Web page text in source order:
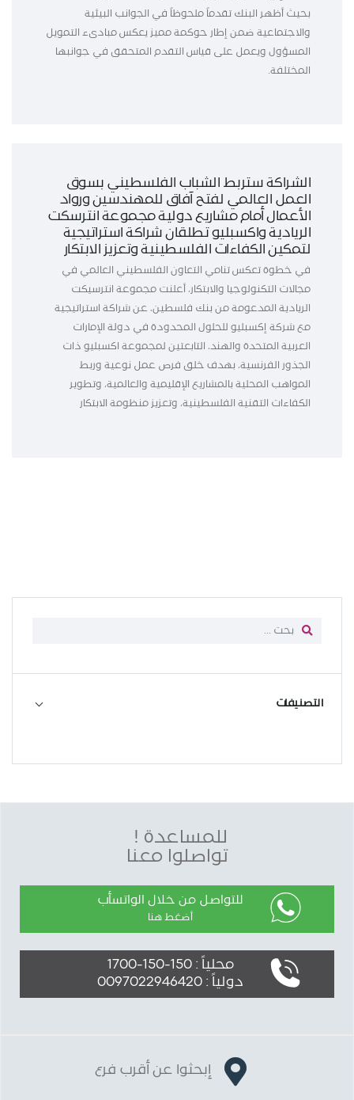
التصنيفات
بحيث أظهر البنك تقدماً ملحوظاً في الجوانب البيئية
والاجتماعية ضمن إطار حوكمة مميز يعكس مبادىء التمويل
المسؤول ويعمل على قياس التقدم المتحقق في جوانبها
المختلفة.
الشراكة ستربط الشباب الفلسطيني بسوق
العمل العالمي لفتح آفاق للمهندسين ورواد
الأعمال أمام مشاريع دولية مجموعة انترسكت
الريادية واكسبليو تطلقان شراكة استراتيجية
لتمكين الكفاءات الفلسطينية وتعزيز الابتكار
في خطوة تعكس تنامي التعاون الفلسطيني العالمي في
مجالات التكنولوجيا والابتكار، أعلنت مجموعة انترسيكت
الريادية المدعومة من بنك فلسطين، عن شراكة استراتيجية
مع شركة إكسبليو للحلول المحدودة في دولة الإمارات
العربية المتحدة والهند، التابعتين لمجموعة اكسبليو ذات
الجذور الفرنسية، بهدف خلق فرص عمل نوعية وربط
المواهب المحلية بالمشاريع الإقليمية والعالمية، وتطوير
الكفاءات التقنية الفلسطينية، وتعزيز منظومة الابتكار
للمساعدة !
تواصلوا معنا
للتواصل من خلال الواتسأب
أضغط هنا
محلياً : 150-150-1700
دولياً : 0097022946420
إبحثوا عن أقرب فرع